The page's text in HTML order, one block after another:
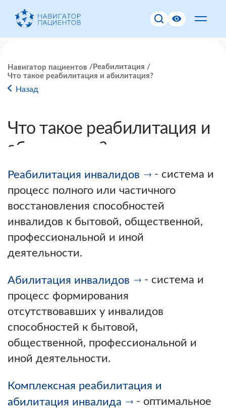
Навигатор пациентов
Реабилитация
Что такое реабилитация и абилитация?
Назад
Что такое реабилитация и
абилитация?
Реабилитация инвалидов
- система и
процесс полного или частичного
восстановления способностей
инвалидов к бытовой, общественной,
профессиональной и иной
деятельности.
Абилитация инвалидов
- система и
процесс формирования
отсутствовавших у инвалидов
способностей к бытовой,
общественной, профессиональной и
иной деятельности.
Комплексная реабилитация и
абилитация инвалида
- оптимальное